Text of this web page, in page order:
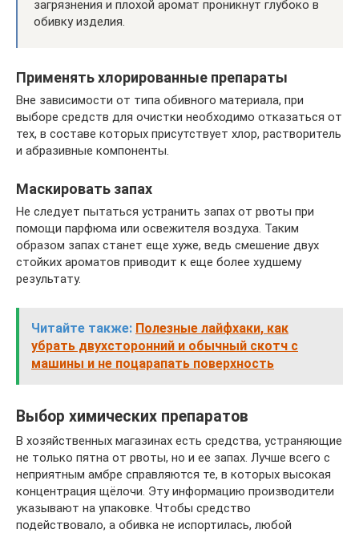
загрязнения и плохой аромат проникнут глубоко в
обивку изделия.
Применять хлорированные препараты
Вне зависимости от типа обивного материала, при
выборе средств для очистки необходимо отказаться от
тех, в составе которых присутствует хлор, растворитель
и абразивные компоненты.
Маскировать запах
Не следует пытаться устранить запах от рвоты при
помощи парфюма или освежителя воздуха. Таким
образом запах станет еще хуже, ведь смешение двух
стойких ароматов приводит к еще более худшему
результату.
Читайте также: Полезные лайфхаки, как
убрать двухсторонний и обычный скотч с
машины и не поцарапать поверхность
Выбор химических препаратов
В хозяйственных магазинах есть средства, устраняющие
не только пятна от рвоты, но и ее запах. Лучше всего с
неприятным амбре справляются те, в которых высокая
концентрация щёлочи. Эту информацию производители
указывают на упаковке. Чтобы средство
подействовало, а обивка не испортилась, любой